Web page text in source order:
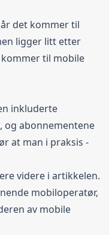
det kommer til
ligger litt etter
til mobile
inkluderte
og abonnementene
at man i praksis -
videre i artikkelen.
mobiloperatør,
av mobile